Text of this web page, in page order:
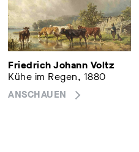
Friedrich Johann Voltz
Kühe im Regen, 1880
ANSCHAUEN